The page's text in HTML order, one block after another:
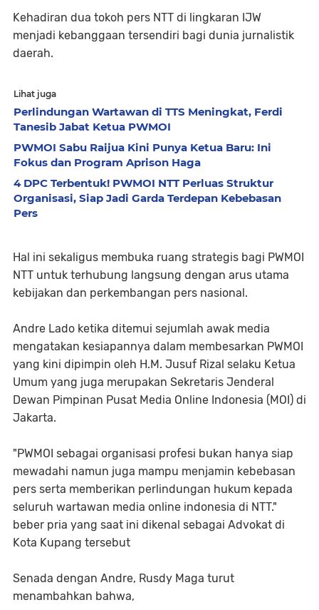
Kehadiran dua tokoh pers NTT di lingkaran IJW
menjadi kebanggaan tersendiri bagi dunia jurnalistik
daerah.
Lihat juga
Perlindungan Wartawan di TTS Meningkat, Ferdi
Tanesib Jabat Ketua PWMOI
PWMOI Sabu Raijua Kini Punya Ketua Baru: Ini
Fokus dan Program Aprison Haga
4 DPC Terbentuk! PWMOI NTT Perluas Struktur
Organisasi, Siap Jadi Garda Terdepan Kebebasan
Pers
Hal ini sekaligus membuka ruang strategis bagi PWMOI
NTT untuk terhubung langsung dengan arus utama
kebijakan dan perkembangan pers nasional.
Andre Lado ketika ditemui sejumlah awak media
mengatakan kesiapannya dalam membesarkan PWMOI
yang kini dipimpin oleh H.M. Jusuf Rizal selaku Ketua
Umum yang juga merupakan Sekretaris Jenderal
Dewan Pimpinan Pusat Media Online Indonesia (MOI) di
Jakarta.
"PWMOI sebagai organisasi profesi bukan hanya siap
mewadahi namun juga mampu menjamin kebebasan
pers serta memberikan perlindungan hukum kepada
seluruh wartawan media online indonesia di NTT."
beber pria yang saat ini dikenal sebagai Advokat di
Kota Kupang tersebut
Senada dengan Andre, Rusdy Maga turut
menambahkan bahwa,